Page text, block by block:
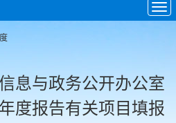
导
航
息与政务公开办公室
度报告有关项目填报